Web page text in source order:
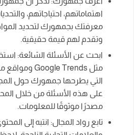
اهتماماتهم، احتياجاتهم،
معرفتك بجمهورك لتحديد
وتقدم لهم قيمة حقيقية.
ابحث عن الأسئلة الشائعة:
التي يطرحها جمهورك حول
على هذه الأسئلة من خلال
مصدرًا موثوقًا للمعلومات.
تابع رواد المجال: انتبه إلى